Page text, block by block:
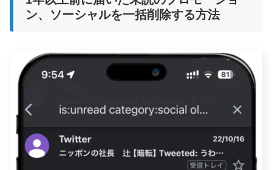
ン、ソーシャルを一括削除する方法